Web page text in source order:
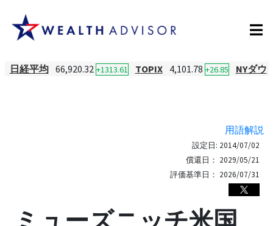
日経平均 66,920.32 +1313.61 TOPIX 4,101.78 +26.85 NYダウ
用語解説
設定日: 2014/07/02
償還日： 2029/05/21
評価基準日： 2026/07/31